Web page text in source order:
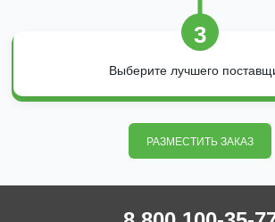
3
Выберите лучшего
РАЗМЕСТИТЬ ЗАКАЗ